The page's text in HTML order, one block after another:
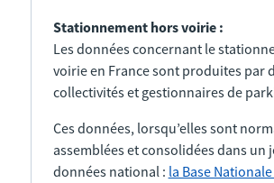
Stationnement hors voirie :
Les données concernant le
voirie en France sont produites par
collectivités et gestionnaires de
Ces données, lorsqu’elles sont
assemblées et consolidées dans un
données national : la Base